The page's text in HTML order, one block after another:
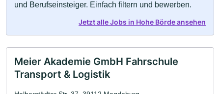
und Berufseinsteiger. Einfach filtern und bewerben.
Jetzt alle Jobs in Hohe Börde ansehen
Meier Akademie GmbH Fahrschule
Transport & Logistik